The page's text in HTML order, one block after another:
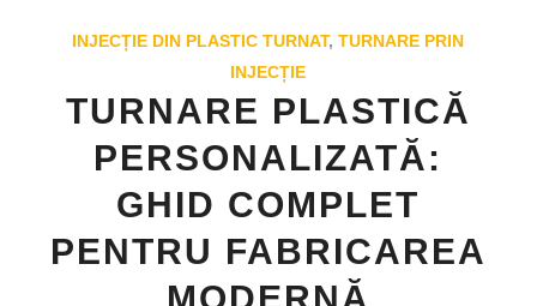
INJECȚIE DIN PLASTIC TURNAT,TURNARE PRIN
INJECȚIE
TURNARE PLASTICĂ
PERSONALIZATĂ:
GHID COMPLET
PENTRU FABRICAREA